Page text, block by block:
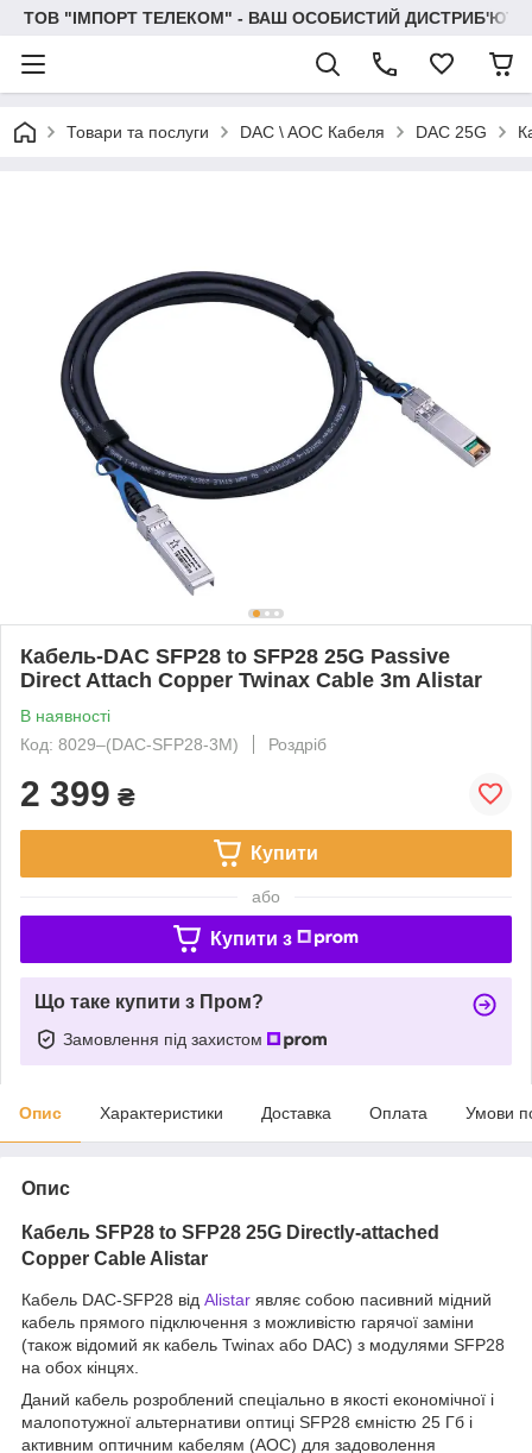
ТОВ "IМПОРТ ТЕЛЕКОМ" - ВАШ ОСОБИСТИЙ
Товари та послуги DAC \ AOC Кабеля DAC 25G
Кабель-DAC SFP28 to SFP28 25G Passive
Direct Attach Copper Twinax Cable 3m Alistar
В наявності
Код: 8029‒(DAC-SFP28-3M)
Роздріб
2 399 ₴
Купити
або
Купити з
Що таке купити з Пром?
Замовлення під захистом
Опис Характеристики Доставка Оплата Умови
Опис
Кабель SFP28 to SFP28 25G Directly-attached
Copper Cable Alistar
Кабель DAC-SFP28 від Alistar являє собою пасивний мідний
кабель прямого підключення з можливістю гарячої заміни
(також відомий як кабель Twinax або DAC) з модулями SFP28
на обох кінцях.
Даний кабель розроблений спеціально в якості економічної і
малопотужної альтернативи оптиці SFP28 ємністю 25 Гб і
активним оптичним кабелям (AOC) для задоволення